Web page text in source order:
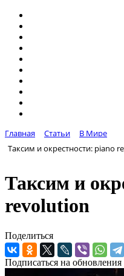
Главная Статьи
В Мире
Таксим и окрестност­и: piano
Таксим и
revolution
Поделиться
Подписаться на обновления